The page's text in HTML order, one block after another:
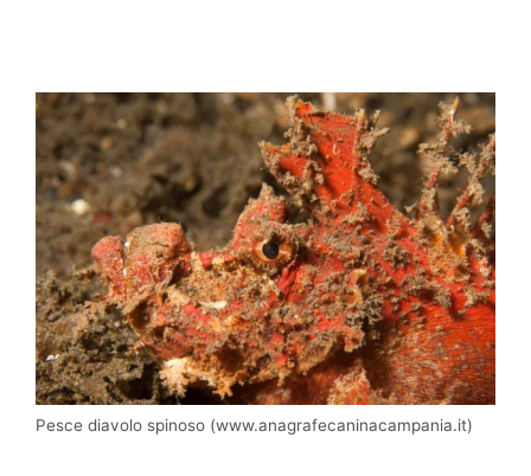
Pesce diavolo spinoso (www.anagrafecaninacampania.it)